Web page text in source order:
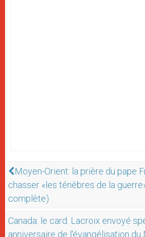
Moyen-Orient: la prière du pape
chasser «les ténèbres de la
complète)
Canada: le card. Lacroix envoyé
anniversaire de l'évangélisation du